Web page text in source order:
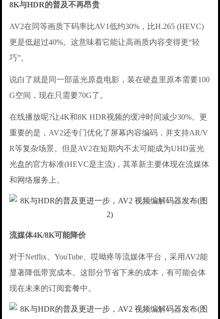
8K与HDR的普及不再昂贵
AV2在同等画质下码率比AV1低约30%，比H.265 (HEVC)
更是低超过40%。这意味着它能让高画质内容变得更“轻
巧”。
说白了就是同一部蓝光原盘电影，装在硬盘里原本需要100
G空间，现在只需要70G了。
在线播放呢?让4K和8K HDR视频的缓冲时间减少30%。更
重要的是，AV2还专门优化了屏幕内容编码，并支持AR/V
R等复杂场景。但是AV2在短期内不太可能成为UHD蓝光
光盘的官方标准(HEVC是主流)，其革新主要体现在流媒体
和网络服务上。
流媒体4K/8K可能降价
对于Netflix、YouTube、哎呦疼等流媒体平台，采用AV2能
显著降低带宽成本。这部分节省下来的成本，有可能会体
现在未来的订阅套餐中。